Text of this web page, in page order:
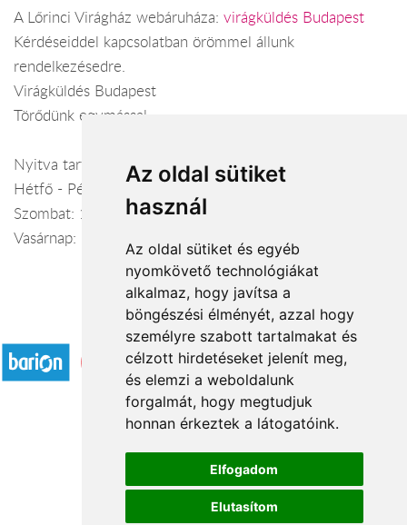
Az oldal sütiket
használ
Az oldal sütiket és egyéb
nyomkövető technológiákat
alkalmaz, hogy javítsa a
böngészési élményét, azzal hogy
személyre szabott tartalmakat és
célzott hirdetéseket jelenít meg,
és elemzi a weboldalunk
forgalmát, hogy megtudjuk
honnan érkeztek a látogatóink.
Elfogadom
Elutasítom
A Lőrinci Virágház webáruháza: virágküldés Budapest
Kérdéseiddel kapcsolatban örömmel állunk
rendelkezésedre.
Virágküldés Budapest
Törődünk egymással
Nyitva tartás:
Hétfő - Péntek: 10:00-19:00
Szombat: 10:00-19:00
Vasárnap: 9:00-17:00
Elfogadott fizetési módok
Á.SZ.F.
Impresszum
Adatkezelési tájékoztató